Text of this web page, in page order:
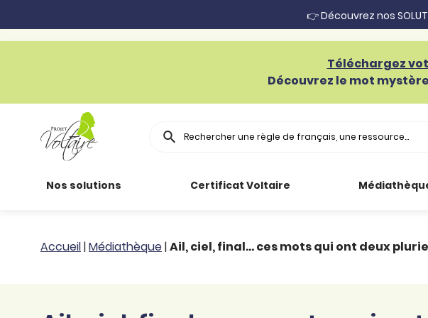
👉 Découvrez nos
Téléchargez
Découvrez le mot
Rechercher
Nos solutions
Particuliers
Certificat Voltaire
Toutes nos
Conjugaison
Accueil|Médiathèque|Ail, ciel, final… ces mots qui ont deux